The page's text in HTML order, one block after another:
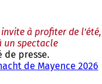
invite à profiter de l'été,
un spectacle
de presse.
de Mayence 2026